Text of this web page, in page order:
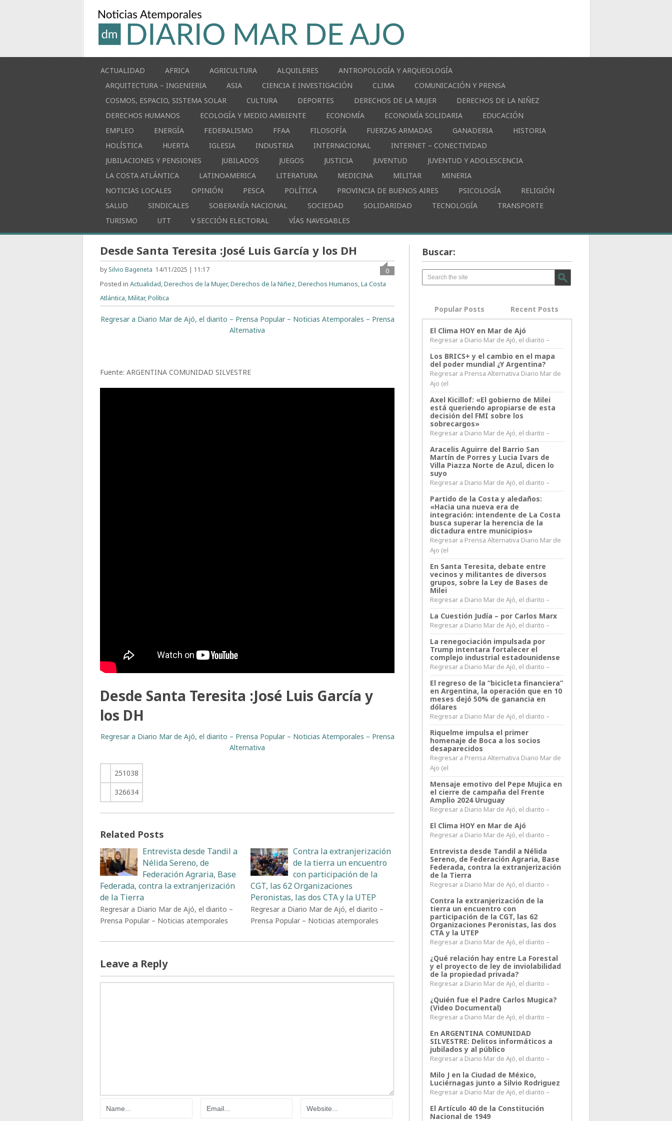
ACTUALIDAD AFRICA AGRICULTURA ALQUILERES
ANTROPOLOGÍA Y ARQUEOLOGÍA
ARQUITECTURA – INGENIERIA
ASIA CIENCIA E INVESTIGACIÓN CLIMA
COMUNICACIÓN Y PRENSA
COSMOS, ESPACIO, SISTEMA SOLAR
CULTURA DEPORTES DERECHOS DE LA MUJER
DERECHOS DE LA NIÑEZ
DERECHOS HUMANOS
ECOLOGÍA Y MEDIO AMBIENTE ECONOMÍA ECONOMÍA SOLIDARIA
EDUCACIÓN
EMPLEO
ENERGÍA FEDERALISMO FFAA FILOSOFÍA FUERZAS ARMADAS GANADERIA
HISTORIA
HOLÍSTICA
HUERTA IGLESIA INDUSTRIA INTERNACIONAL
INTERNET – CONECTIVIDAD
JUBILACIONES Y PENSIONES
JUBILADOS JUEGOS JUSTICIA JUVENTUD
JUVENTUD Y ADOLESCENCIA
LA COSTA ATLÁNTICA
LATINOAMERICA LITERATURA MEDICINA MILITAR
MINERIA
NOTICIAS LOCALES
OPINIÓN PESCA POLÍTICA PROVINCIA DE BUENOS AIRES PSICOLOGÍA
RELIGIÓN
SALUD
SINDICALES SOBERANÍA NACIONAL SOCIEDAD SOLIDARIDAD TECNOLOGÍA
TRANSPORTE
TURISMO
UTT V SECCIÓN ELECTORAL VÍAS NAVEGABLES
Desde Santa Teresita :José Luis García y los DH
by Silvio Bageneta 14/11/2025 | 11:17
0
Posted inActualidad,Derechos de la Mujer,Derechos de la Niñez,Derechos Humanos,La Costa
Atlántica,Militar,Política
Regresar a Diario Mar de Ajó, el diarito – Prensa Popular – Noticias Atemporales – Prensa
Alternativa
Fuente: ARGENTINA COMUNIDAD SILVESTRE
Desde Santa Teresita :José Luis García y
los DH
Regresar a Diario Mar de Ajó, el diarito – Prensa Popular – Noticias Atemporales – Prensa
Alternativa
251038
326634
Related Posts
Entrevista desde Tandil a
Nélida Sereno, de
Federación Agraria, Base
Federada, contra la extranjerización
de la Tierra
Regresar a Diario Mar de Ajó, el diarito –
Prensa Popular – Noticias atemporales
Contra la extranjerización
de la tierra un encuentro
con participación de la
CGT, las 62 Organizaciones
Peronistas, las dos CTA y la UTEP
Regresar a Diario Mar de Ajó, el diarito –
Prensa Popular – Noticias atemporales
Leave a Reply
Buscar:
Popular Posts Recent Posts
El Clima HOY en Mar de Ajó
Regresar a Diario Mar de Ajó, el diarito –
Los BRICS+ y el cambio en el mapa
del poder mundial ¿Y Argentina?
Regresar a Prensa Alternativa Diario Mar de
Ajo (el
Axel Kicillof: «El gobierno de Milei
está queriendo apropiarse de esta
decisión del FMI sobre los
sobrecargos»
Regresar a Diario Mar de Ajó, el diarito –
Aracelis Aguirre del Barrio San
Martín de Porres y Lucia Ivars de
Villa Piazza Norte de Azul, dicen lo
suyo
Regresar a Diario Mar de Ajó, el diarito –
Partido de la Costa y aledaños:
«Hacia una nueva era de
integración: intendente de La Costa
busca superar la herencia de la
dictadura entre municipios»
Regresar a Prensa Alternativa Diario Mar de
Ajo (el
En Santa Teresita, debate entre
vecinos y militantes de diversos
grupos, sobre la Ley de Bases de
Milei
Regresar a Diario Mar de Ajó, el diarito –
La Cuestión Judía – por Carlos Marx
Regresar a Diario Mar de Ajó, el diarito –
La renegociación impulsada por
Trump intentara fortalecer el
complejo industrial estadounidense
Regresar a Diario Mar de Ajó, el diarito –
El regreso de la “bicicleta financiera”
en Argentina, la operación que en 10
meses dejó 50% de ganancia en
dólares
Regresar a Diario Mar de Ajó, el diarito –
Riquelme impulsa el primer
homenaje de Boca a los socios
desaparecidos
Regresar a Prensa Alternativa Diario Mar de
Ajo (el
Mensaje emotivo del Pepe Mujica en
el cierre de campaña del Frente
Amplio 2024 Uruguay
Regresar a Diario Mar de Ajó, el diarito –
El Clima HOY en Mar de Ajó
Regresar a Diario Mar de Ajó, el diarito –
Entrevista desde Tandil a Nélida
Sereno, de Federación Agraria, Base
Federada, contra la extranjerización
de la Tierra
Regresar a Diario Mar de Ajó, el diarito –
Contra la extranjerización de la
tierra un encuentro con
participación de la CGT, las 62
Organizaciones Peronistas, las dos
CTA y la UTEP
Regresar a Diario Mar de Ajó, el diarito –
¿Qué relación hay entre La Forestal
y el proyecto de ley de inviolabilidad
de la propiedad privada?
Regresar a Diario Mar de Ajó, el diarito –
¿Quién fue el Padre Carlos Mugica?
(Video Documental)
Regresar a Diario Mar de Ajó, el diarito –
En ARGENTINA COMUNIDAD
SILVESTRE: Delitos informáticos a
jubilados y al público
Regresar a Diario Mar de Ajó, el diarito –
Milo J en la Ciudad de México,
Luciérnagas junto a Silvio Rodriguez
Regresar a Diario Mar de Ajó, el diarito –
El Artículo 40 de la Constitución
Nacional de 1949